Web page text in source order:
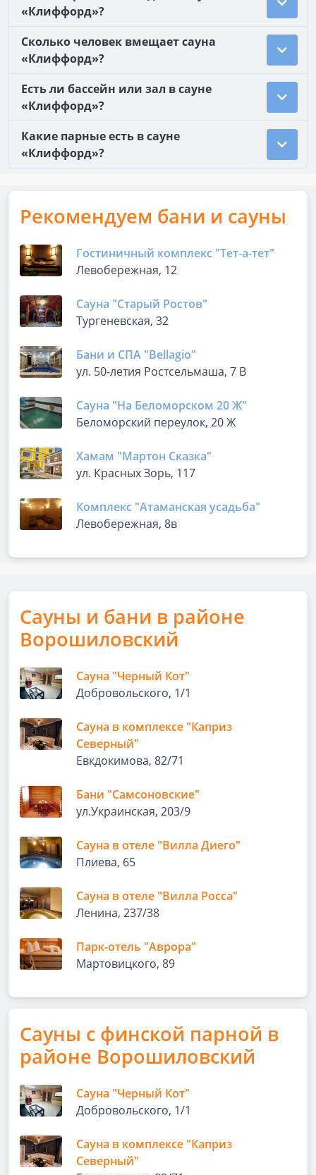
«Клиффорд»?
Сколько человек вмещает сауна
«Клиффорд»?
Есть ли бассейн или зал в сауне
«Клиффорд»?
Какие парные есть в сауне
«Клиффорд»?
Рекомендуем бани и сауны
Гостиничный комплекс "Тет-а-тет"
Левобережная, 12
Сауна "Старый Ростов"
Тургеневская, 32
Бани и СПА "Bellagio"
ул. 50-летия Ростсельмаша, 7 В
Сауна "На Беломорском 20 Ж"
Беломорский переулок, 20 Ж
Хамам "Мартон Сказка"
ул. Красных Зорь, 117
Комплекс "Атаманская усадьба"
Левобережная, 8в
Сауны и бани в районе
Ворошиловский
Сауна "Черный Кот"
Добровольского, 1/1
Сауна в комплексе "Каприз
Северный"
Евкдокимова, 82/71
Бани "Самсоновские"
ул.Украинская, 203/9
Сауна в отеле "Вилла Диего"
Плиева, 65
Сауна в отеле "Вилла Росса"
Ленина, 237/38
Парк-отель "Аврора"
Мартовицкого, 89
Сауны с финской парной в
районе Ворошиловский
Сауна "Черный Кот"
Добровольского, 1/1
Сауна в комплексе "Каприз
Северный"